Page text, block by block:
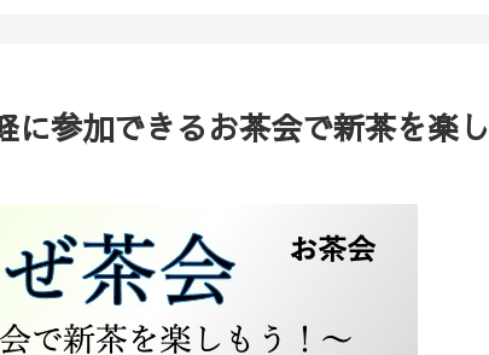
参加できるお茶会で新茶を楽し